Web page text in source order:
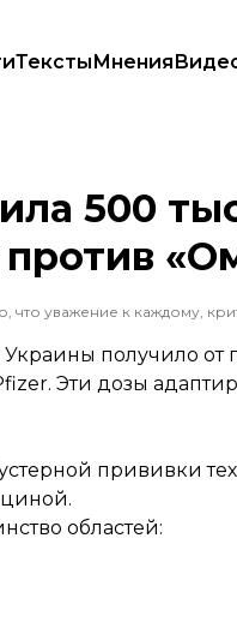
ТекстыМнения
вакцины Pfizer против
500
получило от
Эти дозы
прививки
областей: